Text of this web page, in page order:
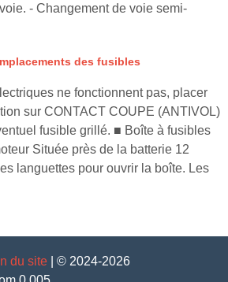
- Changement de voie semi-
des fusibles
ne fonctionnent pas, placer
sur CONTACT COUPE (ANTIVOL)
fusible grillé. ■ Boîte à fusibles
Située près de la batterie 12
languettes pour ouvrir la boîte. Les
du site | © 2024-2026